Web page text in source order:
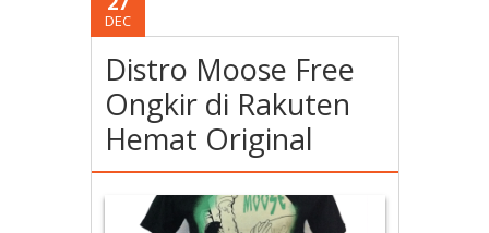
DEC
Distro Moose Free
Ongkir di Rakuten
Hemat Original